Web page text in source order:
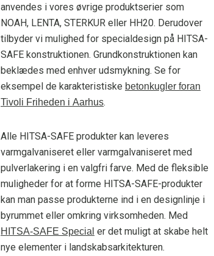
anvendes i vores øvrige produktserier som
NOAH, LENTA, STERKUR eller HH20. Derudover
tilbyder vi mulighed for specialdesign på HITSA-
SAFE konstruktionen. Grundkonstruktionen kan
beklædes med enhver udsmykning. Se for
eksempel de karakteristiske betonkugler foran
Tivoli Friheden i Aarhus.
Alle HITSA-SAFE produkter kan leveres
varmgalvaniseret eller varmgalvaniseret med
pulverlakering i en valgfri farve. Med de fleksible
muligheder for at forme HITSA-SAFE-produkter
kan man passe produkterne ind i en designlinje i
byrummet eller omkring virksomheden. Med
HITSA-SAFE Special er det muligt at skabe helt
nye elementer i landskabsarkitekturen.